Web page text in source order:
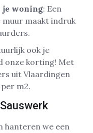
je woning: Een
maakt indruk
ook je
onze korting! Met
uit Vlaardingen
m2.
hanteren we een